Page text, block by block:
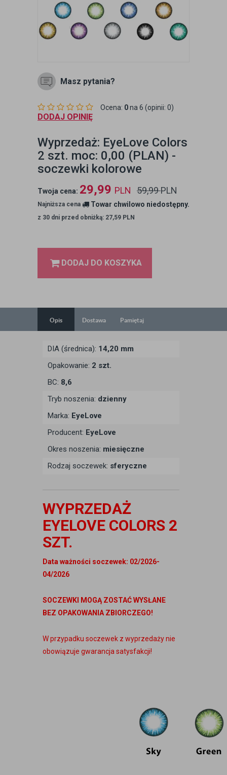
Masz pytania?
Ocena: 0na 6 (opinii: 0)
DODAJ OPINIĘ
Wyprzedaż: EyeLove Colors
2 szt. moc: 0,00 (PLAN) -
soczewki kolorowe
Twoja cena: 29,99 PLN 59,99PLN
Towar chwilowo niedostępny.
Najniższa cena
z 30 dni przed obniżką: 27,59 PLN
DODAJ DO KOSZYKA
Opis Dostawa Pamiętaj
DIA (średnica): 14,20 mm
Opakowanie: 2 szt.
BC: 8,6
Tryb noszenia: dzienny
Marka: EyeLove
Producent: EyeLove
Okres noszenia: miesięczne
Rodzaj soczewek: sferyczne
WYPRZEDAŻ
EYELOVE COLORS 2
SZT.
Data ważności soczewek: 02/2026-
04/2026
SOCZEWKI MOGĄ ZOSTAĆ WYSŁANE
BEZ OPAKOWANIA ZBIORCZEGO!
W przypadku soczewek z wyprzedaży nie
obowiązuje gwarancja satysfakcji!